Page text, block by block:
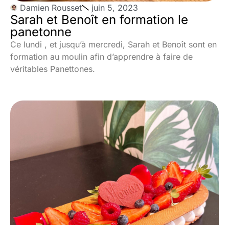
Damien Rousset juin 5, 2023
Sarah et Benoît en formation le
panetonne
Ce lundi , et jusqu’à mercredi, Sarah et Benoît sont en
formation au moulin afin d’apprendre à faire de
véritables Panettones.